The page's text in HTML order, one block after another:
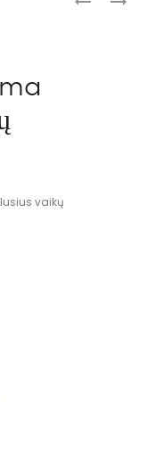
vaikų